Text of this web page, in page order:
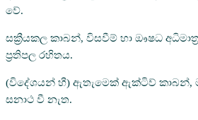
වේ.
සක්‍රීයකල කාබන්, විසවීම් හා ඖෂධ
ප්‍රතිපල රහිතය.
(විදේශයන් හී) ඇතැමෙක් ඇක්ටිව් කාබන්,
සනාථ වී නැත.